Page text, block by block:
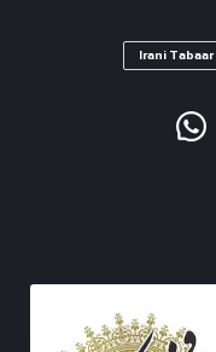
Irani Tabaar